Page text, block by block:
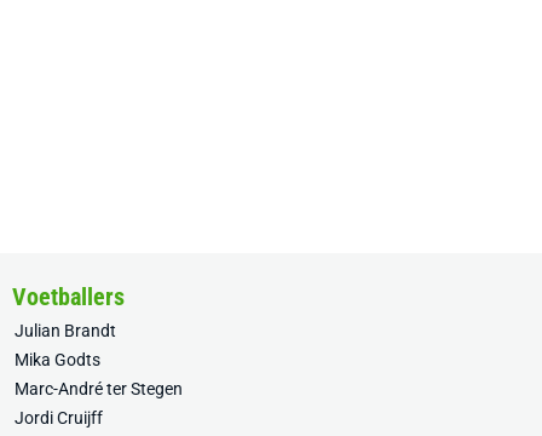
Voetballers
Julian Brandt
Mika Godts
Marc-André ter Stegen
Jordi Cruijff